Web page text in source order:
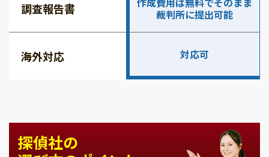
調査報告書
裁判所に提出可能
海外対応 対応可
探偵社の